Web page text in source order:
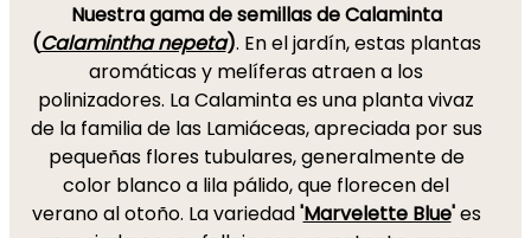
Nuestra gama de semillas de Calaminta
(Calamintha nepeta). En el jardín, estas plantas
aromáticas y melíferas atraen a los
polinizadores. La Calaminta es una planta vivaz
de la familia de las Lamiáceas, apreciada por sus
pequeñas flores tubulares, generalmente de
color blanco a lila pálido, que florecen del
verano al otoño. La variedad'Marvelette Blue'es